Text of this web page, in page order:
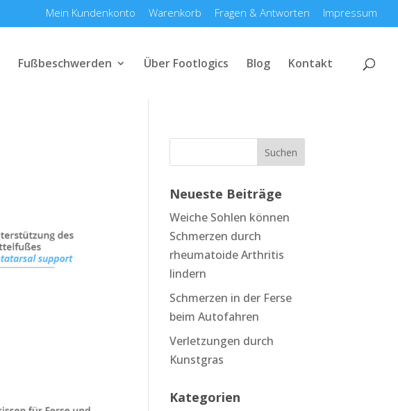
Mein Kundenkonto Warenkorb Fragen & Antworten Impressum
Fußbeschwerden Über Footlogics Blog Kontakt
Neueste Beiträge
Weiche Sohlen können
Schmerzen durch
rheumatoide Arthritis
lindern
Schmerzen in der Ferse
beim Autofahren
Verletzungen durch
Kunstgras
Kategorien